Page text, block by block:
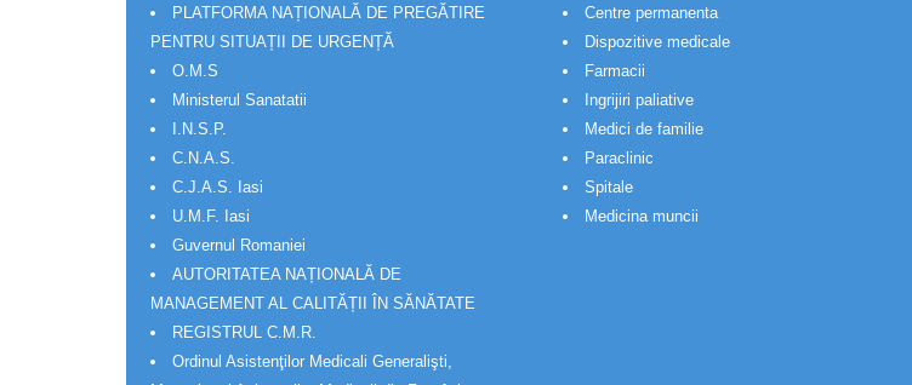
PLATFORMA NAȚIONALĂ DE PREGĂTIRE
PENTRU SITUAȚII DE URGENȚĂ
O.M.S
Ministerul Sanatatii
I.N.S.P.
C.N.A.S.
C.J.A.S. Iasi
U.M.F. Iasi
Guvernul Romaniei
AUTORITATEA NAȚIONALĂ DE
MANAGEMENT AL CALITĂȚII ÎN SĂNĂTATE
REGISTRUL C.M.R.
Ordinul Asistenţilor Medicali Generalişti,
Centre permanenta
Dispozitive medicale
Farmacii
Ingrijiri paliative
Medici de familie
Paraclinic
Spitale
Medicina muncii